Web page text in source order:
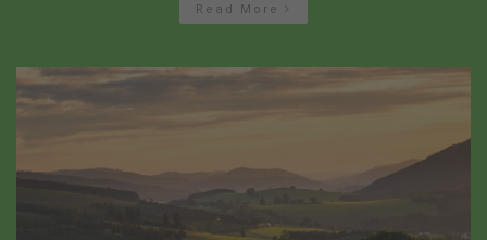
Read More